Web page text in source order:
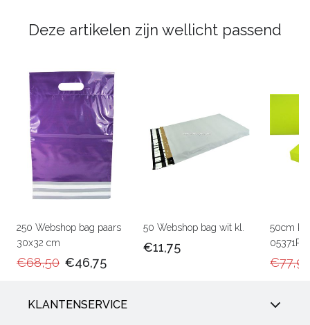
Deze artikelen zijn wellicht passend
250 Webshop bag paars
30x32 cm
€68,50 €46,75
50 Webshop bag wit kl.
€11,75
50cm
05371RU
KLANTENSERVICE